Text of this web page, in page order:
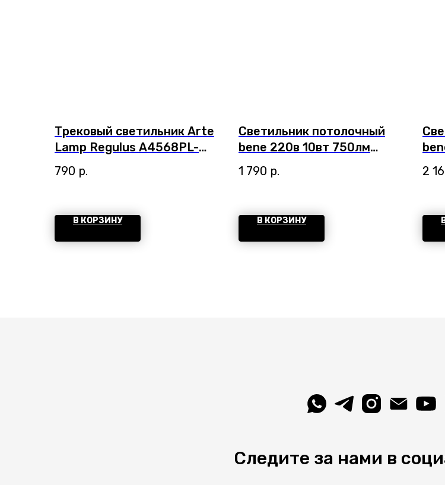
Трековый светильник Arte
Lamp Regulus A4568PL-
1BK
790 р.
В КОРЗИНУ
Светильник потолочный
bene 220в 10вт 750лм
3000к 90+ 36° Arte Lamp
Bene Чёрный A1935PL-1BK
1 790 р.
В КОРЗИНУ
2
Следите за нами в